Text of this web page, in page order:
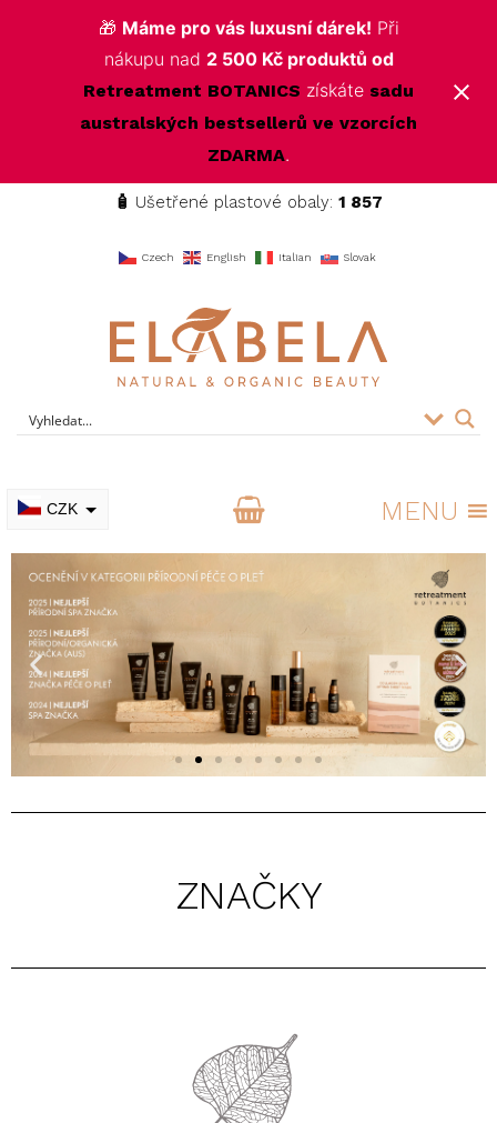
🎁 Máme pro vás luxusní dárek! Při
nákupu nad 2 500 Kč produktů od
Retreatment BOTANICS získáte sadu
australských bestsellerů ve vzorcích
ZDARMA.
🧴 Ušetřené plastové obaly: 1 857
Czech English Italian Slovak
ELABELA Beauty Kvalitní kosmetika pro vás
CZK
EUR
MENU
ZNAČKY